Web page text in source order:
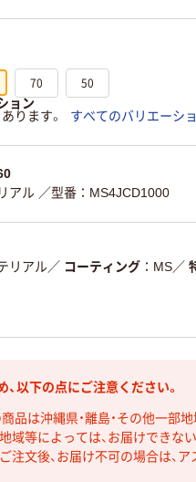
70 50
ョン
ります。
すべてのバリエーシ
アル ／型番：MS4JCD1000
リアル／ コーティング MS／
、以下の点にご注意ください。
品は沖縄県・離島・その他一部
域等によっては、お届けできな
注文後、お届け不可の場合は、